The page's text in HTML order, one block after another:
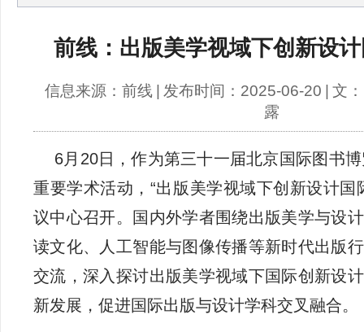
前线：出版美学视域下创新设
信息来源：前线 发布时间：2025-06-20
文：
露
6月20日，作为第三十一届北京国际图书
重要学术活动，“出版美学视域下创新设计国
议中心召开。国内外学者围绕出版美学与设
读文化、人工智能与图像传播等新时代出版
交流，深入探讨出版美学视域下国际创新设
新发展，促进国际出版与设计学科交叉融合。